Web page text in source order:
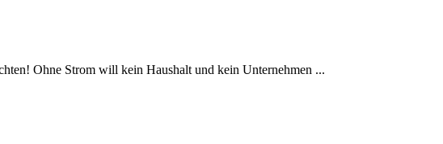
Ohne Strom will kein Haushalt und kein Unternehmen ...